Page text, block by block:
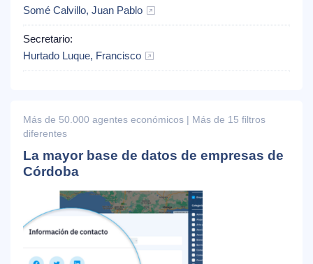
Somé Calvillo, Juan Pablo
Secretario:
Hurtado Luque, Francisco
Más de 50.000 agentes económicos | Más de 15 filtros
diferentes
La mayor base de datos de empresas de
Córdoba